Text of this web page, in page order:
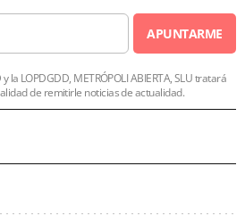
APUNTARME
la LOPDGDD, METRÓPOLI ABIERTA, SLU tratará
de remitirle noticias de actualidad.